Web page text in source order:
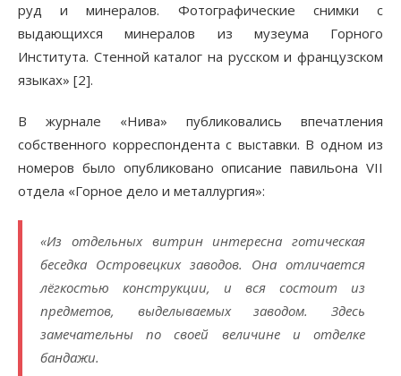
руд и минералов. Фотографические снимки с
выдающихся минералов из музеума Горного
Института. Стенной каталог на русском и французском
языках» [2].
В журнале «Нива» публиковались впечатления
собственного корреспондента с выставки. В одном из
номеров было опубликовано описание павильона VII
отдела «Горное дело и металлургия»:
«Из отдельных витрин интересна готическая
беседка Островецких заводов. Она отличается
лёгкостью конструкции, и вся состоит из
предметов, выделываемых заводом. Здесь
замечательны по своей величине и отделке
бандажи.